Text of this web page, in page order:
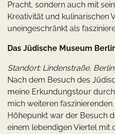
Pracht, sondern auch mit
Kreativität und kulinarischen
uneingeschränkt als
Das Jüdische Museum
Standort: Lindenstraße, Berlin
Nach dem Besuch des
meine Erkundungstour
mich weiteren
Höhepunkt war der Besuch
einem lebendigen Viertel mit